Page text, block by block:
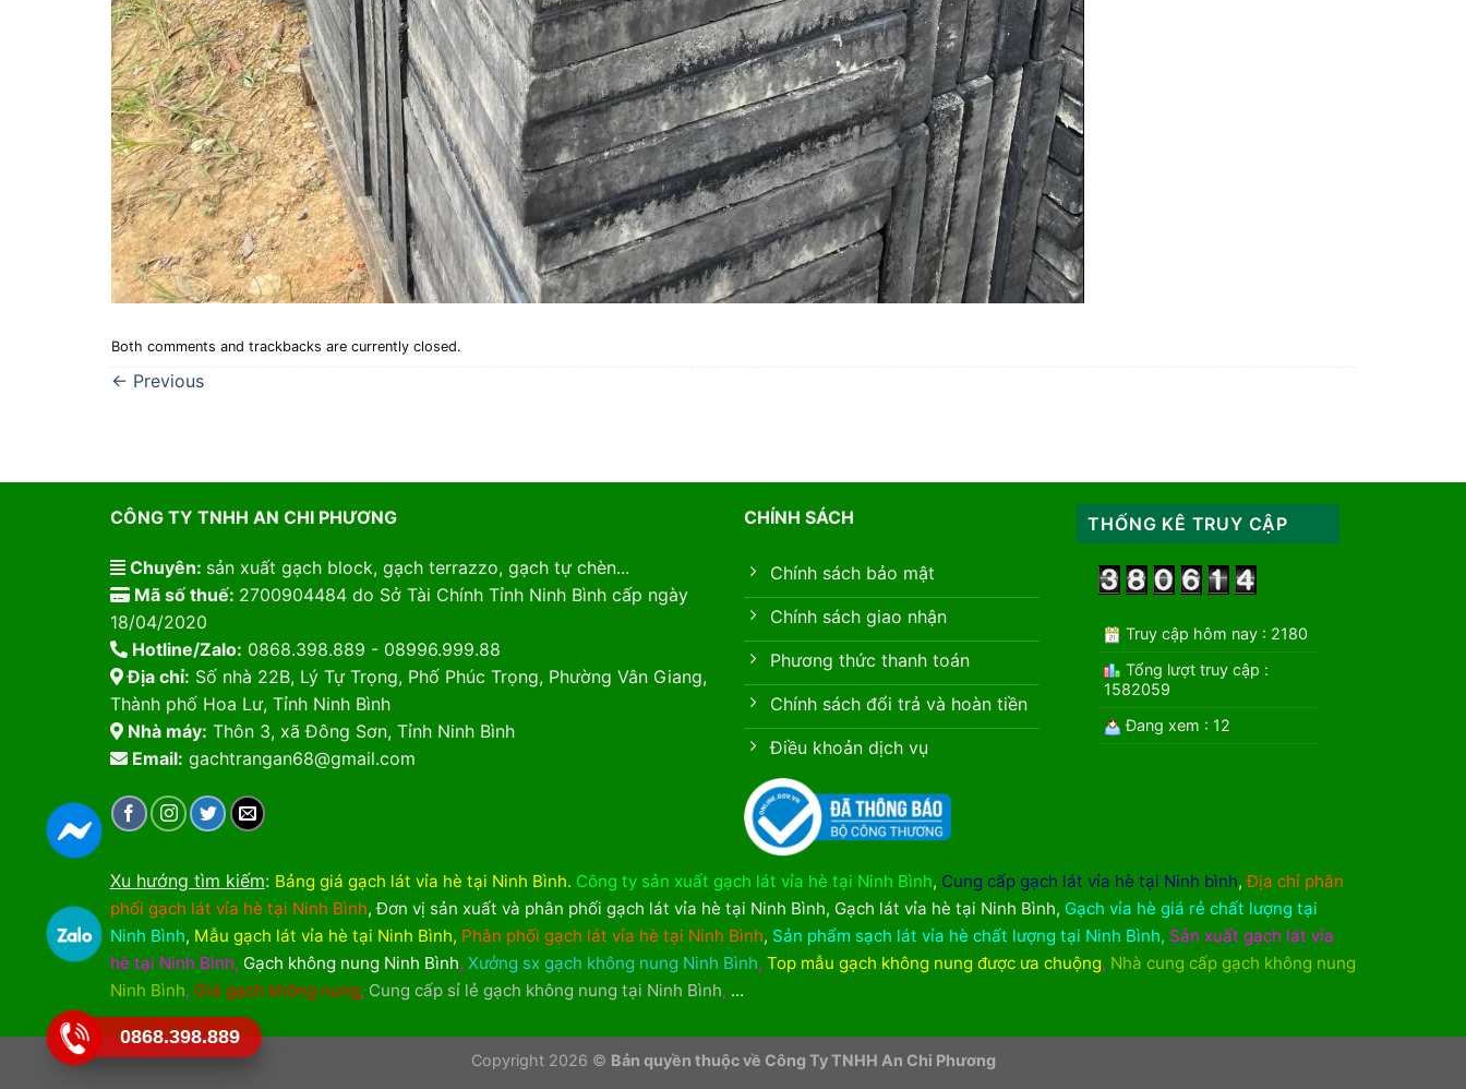
Both comments and trackbacks are currently closed.
← Previous
CÔNG TY TNHH AN CHI PHƯƠNG
Chuyên: sản xuất gạch block, gạch terrazzo, gạch tự chèn...
Mã số thuế: 2700904484 do Sở Tài Chính Tỉnh Ninh Bình cấp ngày
18/04/2020
Hotline/Zalo: 0868.398.889 - 08996.999.88
Địa chỉ: Số nhà 22B, Lý Tự Trọng, Phố Phúc Trọng, Phường Vân Giang,
Thành phố Hoa Lư, Tỉnh Ninh Bình
Nhà máy: Thôn 3, xã Đông Sơn, Tỉnh Ninh Bình
Email: gachtrangan68@gmail.com
CHÍNH SÁCH
Chính sách bảo mật
Chính sách giao nhận
Phương thức thanh toán
Chính sách đổi trả và hoàn tiền
Điều khoản dịch vụ
THỐNG KÊ TRUY CẬP
Truy cập hôm nay : 2180
Tổng lượt truy cập :
1582059
Đang xem : 12
Xu hướng tìm kiếm: Bảng giá gạch lát vỉa hè tại Ninh Bình. Công ty sản xuất gạch lát vỉa hè tại Ninh Bình, Cung cấp gạch lát vỉa hè tại Ninh bình,Địa chỉ phân
phối gạch lát vỉa hè tại Ninh Bình,Đơn vị sản xuất và phân phối gạch lát vỉa hè tại Ninh Bình, Gạch lát vỉa hè tại Ninh Bình, Gạch vỉa hè giá rẻ chất lượng tại
Ninh Bình, Mẫu gạch lát vỉa hè tại Ninh Bình, Phân phối gạch lát vỉa hè tại Ninh Bình, Sản phẩm sạch lát vỉa hè chất lượng tại Ninh Bình, Sản xuất gạch lát vỉa
hè tại Ninh Bình, Gạch không nung Ninh Bình, Xưởng sx gạch không nung Ninh Bình, Top mẫu gạch không nung được ưa chuộng, Nhà cung cấp gạch không nung
Ninh Bình, Giá gạch không nung, Cung cấp sỉ lẻ gạch không nung tại Ninh Bình, ...
Copyright 2026 © Bản quyền thuộc về Công Ty TNHH An Chi Phương
0868.398.889